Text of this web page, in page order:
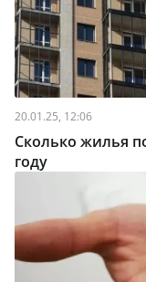
20.01.25, 12:06
Сколько жилья
году